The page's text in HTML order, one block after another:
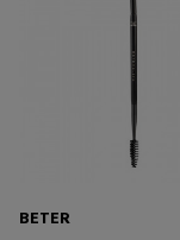
BETER